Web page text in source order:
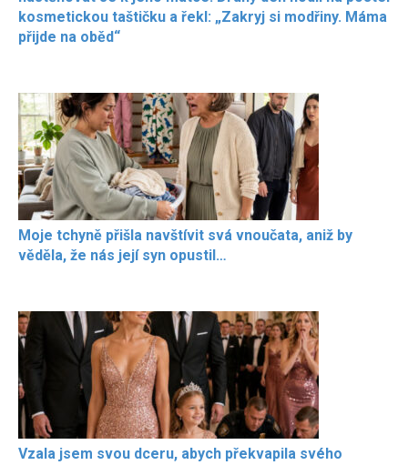
kosmetickou taštičku a řekl: „Zakryj si modřiny. Máma
přijde na oběd“
Moje tchyně přišla navštívit svá vnoučata, aniž by
věděla, že nás její syn opustil…
Vzala jsem svou dceru, abych překvapila svého